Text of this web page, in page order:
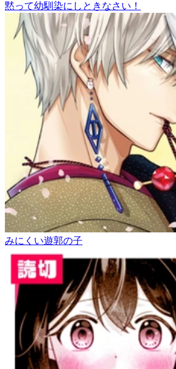
黙って幼馴染にしときなさい！
みにくい遊郭の子